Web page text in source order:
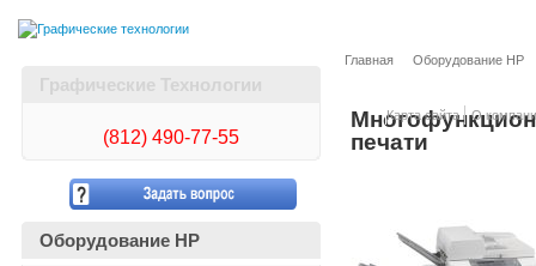
Карта сайта О
Графические Технологии
(812) 490-77-55
Оборудование HP
Главная Оборудование HP
печати